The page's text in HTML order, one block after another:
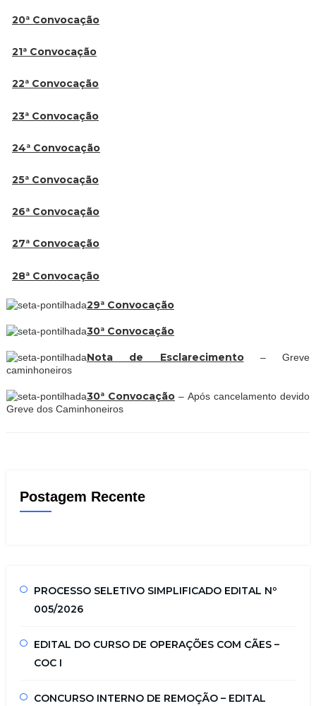
20ª Convocação
21ª Convocação
22ª Convocação
23ª Convocação
24ª Convocação
25ª Convocação
26ª Convocação
27ª Convocação
28ª Convocação
29ª Convocação
30ª Convocação
Nota de Esclarecimento– Greve
caminhoneiros
30ª Convocação – Após cancelamento devido
Greve dos Caminhoneiros
Postagem Recente
PROCESSO SELETIVO SIMPLIFICADO EDITAL Nº
005/2026
EDITAL DO CURSO DE OPERAÇÕES COM CÃES –
COC I
CONCURSO INTERNO DE REMOÇÃO – EDITAL